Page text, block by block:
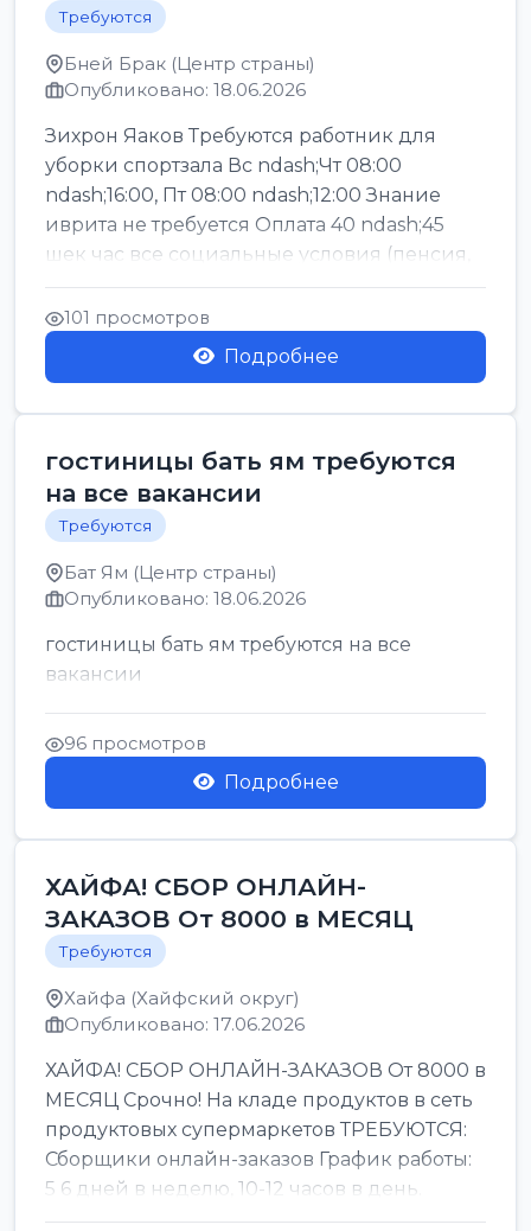
Требуются
Бней Брак (Центр страны)
Опубликовано: 18.06.2026
Зихрон Яаков Требуются работник для
уборки спортзала Вс ndash;Чт 08:00
ndash;16:00, Пт 08:00 ndash;12:00 Знание
иврита не требуется Оплата 40 ndash;45
шек час все социальные условия (пенсия,
керен ишт...
101 просмотров
Подробнее
гостиницы бать ям требуются
на все вакансии
Требуются
Бат Ям (Центр страны)
Опубликовано: 18.06.2026
гостиницы бать ям требуются на все
вакансии
96 просмотров
Подробнее
ХАЙФА! СБОР ОНЛАЙН-
ЗАКАЗОВ От 8000 в МЕСЯЦ
Требуются
Хайфа (Хайфский округ)
Опубликовано: 17.06.2026
ХАЙФА! СБОР ОНЛАЙН-ЗАКАЗОВ От 8000 в
МЕСЯЦ Срочно! На кладе продуктов в сеть
продуктовых супермаркетов ТРЕБУЮТСЯ:
Сборщики онлайн-заказов График работы:
5 6 дней в неделю, 10-12 часов в день.
Колле ОП...